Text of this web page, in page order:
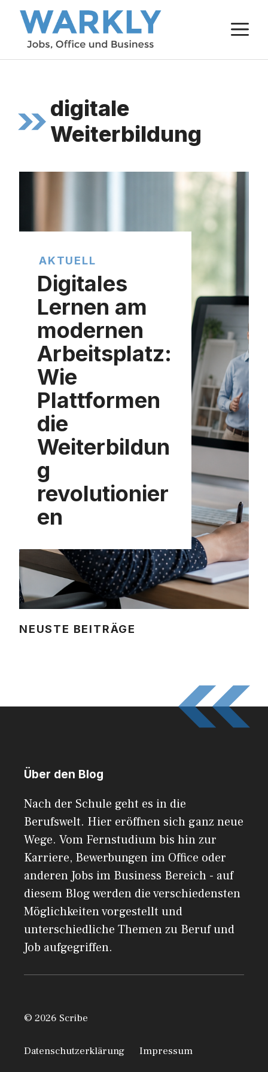
Zum
Inhalt
springen
digitale
Weiterbildung
AKTUELL
Digitales
Lernen am
modernen
Arbeitsplatz:
Wie
Plattformen
die
Weiterbildun
g
revolutionier
en
NEUSTE BEITRÄGE
Über den Blog
Nach der Schule geht es in die
Berufswelt. Hier eröffnen sich ganz neue
Wege. Vom Fernstudium bis hin zur
Karriere, Bewerbungen im Office oder
anderen Jobs im Business Bereich - auf
diesem Blog werden die verschiedensten
Möglichkeiten vorgestellt und
unterschiedliche Themen zu Beruf und
Job aufgegriffen.
© 2026 Scribe
Datenschutzerklärung Impressum